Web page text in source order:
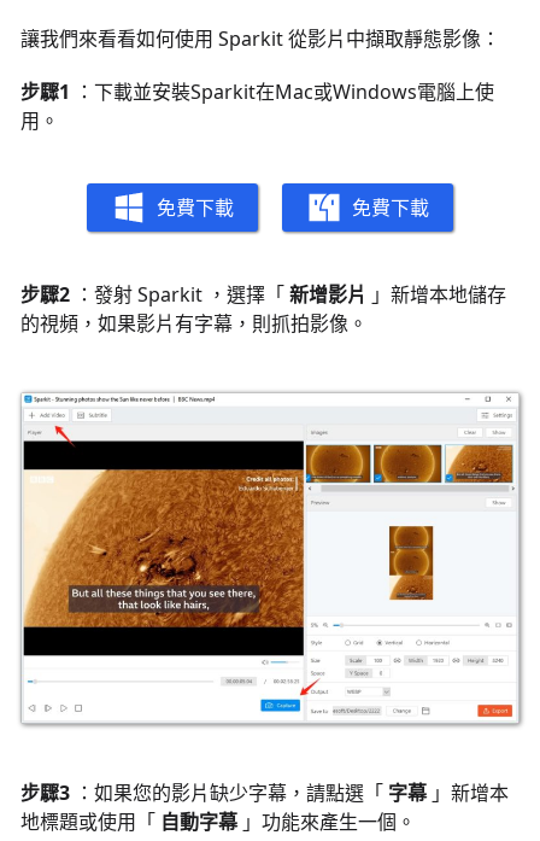
讓我們來看看如何使用 Sparkit 從影片中擷取靜態影像：
步驟1 ：下載並安裝Sparkit在Mac或Windows電腦上使
用。
免費下載 免費下載
步驟2 ：發射 Sparkit ，選擇「新增影片 」新增本地儲存
的視頻，如果影片有字幕，則抓拍影像。
步驟3 ：如果您的影片缺少字幕，請點選「 字幕」新增本
地標題或使用「 自動字幕」功能來產生一個。